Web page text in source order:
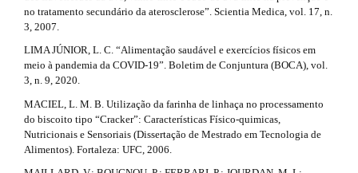
m
e
n
i
d
e
b
.
d
e
t
a
i
no tratamento secundário da aterosclerose”. Scientia Medica, vol. 17, n.
3, 2007.
LIMA JÚNIOR, L. C. “Alimentação saudável e exercícios físicos em
meio à pandemia da COVID-19”. Boletim de Conjuntura (BOCA), vol.
3, n. 9, 2020.
MACIEL, L. M. B. Utilização da farinha de linhaça no processamento
do biscoito tipo “Cracker”: Características Físico-quimicas,
Nutricionais e Sensoriais (Dissertação de Mestrado em Tecnologia de
Alimentos). Fortaleza: UFC, 2006.